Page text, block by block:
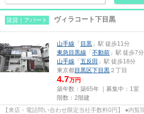
賃貸｜アパート ヴィラコート下目黒
山手線 「 目黒 」駅 徒歩11分
東急目黒線 「 不動前 」駅 徒歩7分
山手線 「 五反田 」駅 徒歩18分
東京都目黒区下目黒 ２丁目
4.7万円
築年数：築65年 ｜募集中： 1室
階数：2階建
【来店・電話問い合わせ限定当社手数料0円】 ●内